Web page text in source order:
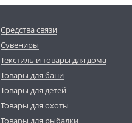
Средства связи
Сувениры
Текстиль и товары для дома
Товары для бани
Товары для детей
Товары для охоты
Товары для рыбалки